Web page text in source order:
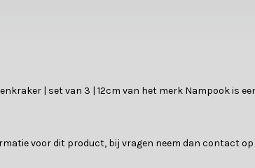
| set van 3 | 12cm van het merk Nampook is
voor dit product, bij vragen neem dan contact